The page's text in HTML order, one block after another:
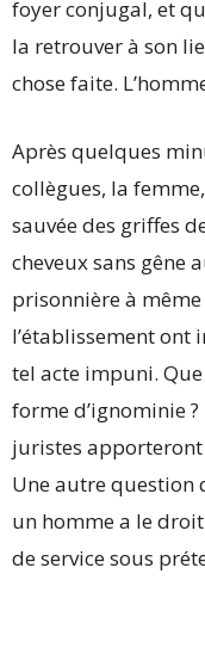
foyer conjugal, et
la retrouver à son
chose faite.
Après quelques
collègues, la
sauvée des griffes
cheveux sans gêne
prisonnière à
l’établissement ont
tel acte impuni.
forme d’ignominie
juristes apporteront
Une autre question
un homme a le
de service sous